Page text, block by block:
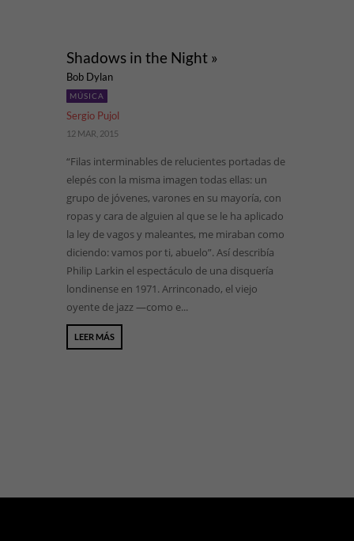
Shadows in the Night »
Bob Dylan
MÚSICA
Sergio Pujol
12 MAR, 2015
“Filas interminables de relucientes portadas de
elepés con la misma imagen todas ellas: un
grupo de jóvenes, varones en su mayoría, con
ropas y cara de alguien al que se le ha aplicado
la ley de vagos y maleantes, me miraban como
diciendo: vamos por ti, abuelo”. Así describía
Philip Larkin el espectáculo de una disquería
londinense en 1971. Arrinconado, el viejo
oyente de jazz —como e...
LEER MÁS